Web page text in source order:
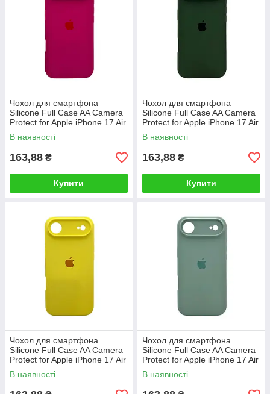
Чохол для смартфона
Silicone Full Case AA Camera
Protect for Apple iPhone 17 Air
32,Dragon Fruit
В наявності
163,88 ₴
Купити
Чохол для смартфона
Silicone Full Case AA Camera
Protect for Apple iPhone 17 Air
31,Dark Green
В наявності
163,88 ₴
Купити
Чохол для смартфона
Silicone Full Case AA Camera
Protect for Apple iPhone 17 Air
25,Flash
В наявності
Чохол для смартфона
Silicone Full Case AA Camera
Protect for Apple iPhone 17 Air
13,Turquoise
В наявності